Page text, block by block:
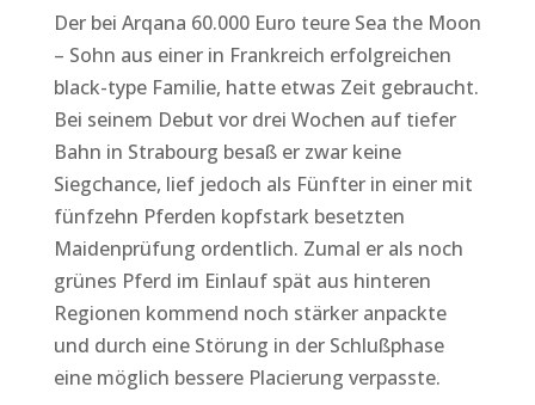
Der bei Arqana 60.000 Euro teure Sea the Moon
– Sohn aus einer in Frankreich erfolgreichen
black-type Familie, hatte etwas Zeit gebraucht.
Bei seinem Debut vor drei Wochen auf tiefer
Bahn in Strabourg besaß er zwar keine
Siegchance, lief jedoch als Fünfter in einer mit
fünfzehn Pferden kopfstark besetzten
Maidenprüfung ordentlich. Zumal er als noch
grünes Pferd im Einlauf spät aus hinteren
Regionen kommend noch stärker anpackte
und durch eine Störung in der Schlußphase
eine möglich bessere Placierung verpasste.